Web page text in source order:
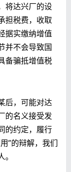
将达兴厂的设
担税费，收取
据实缴纳增值
并不会导致国
备骗抵增值税
后，可能对达
的名义接受发
的约定，履行
”的辩解，我们